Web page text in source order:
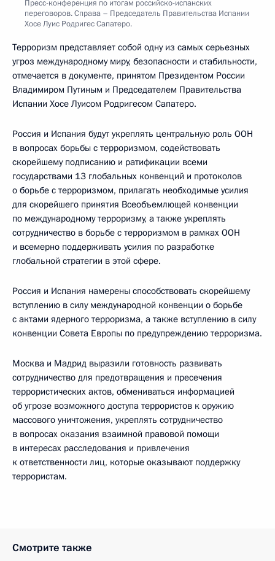
Пресс-конференция по итогам российско-испанских
переговоров. Справа – Председатель Правительства Испании
Хосе Луис Родригес Сапатеро.
Терроризм представляет собой одну из самых серьезных
угроз международному миру, безопасности и стабильности,
отмечается в документе, принятом Президентом России
Владимиром Путиным и Председателем Правительства
Испании Хосе Луисом Родригесом Сапатеро.
Россия и Испания будут укреплять центральную роль ООН
в вопросах борьбы с терроризмом, содействовать
скорейшему подписанию и ратификации всеми
государствами 13 глобальных конвенций и протоколов
о борьбе с терроризмом, прилагать необходимые усилия
для скорейшего принятия Всеобъемлющей конвенции
по международному терроризму, а также укреплять
сотрудничество в борьбе с терроризмом в рамках ООН
и всемерно поддерживать усилия по разработке
глобальной стратегии в этой сфере.
Россия и Испания намерены способствовать скорейшему
вступлению в силу международной конвенции о борьбе
с актами ядерного терроризма, а также вступлению в силу
конвенции Совета Европы по предупреждению терроризма.
Москва и Мадрид выразили готовность развивать
сотрудничество для предотвращения и пресечения
террористических актов, обмениваться информацией
об угрозе возможного доступа террористов к оружию
массового уничтожения, укреплять сотрудничество
в вопросах оказания взаимной правовой помощи
в интересах расследования и привлечения
к ответственности лиц, которые оказывают поддержку
террористам.
Смотрите также